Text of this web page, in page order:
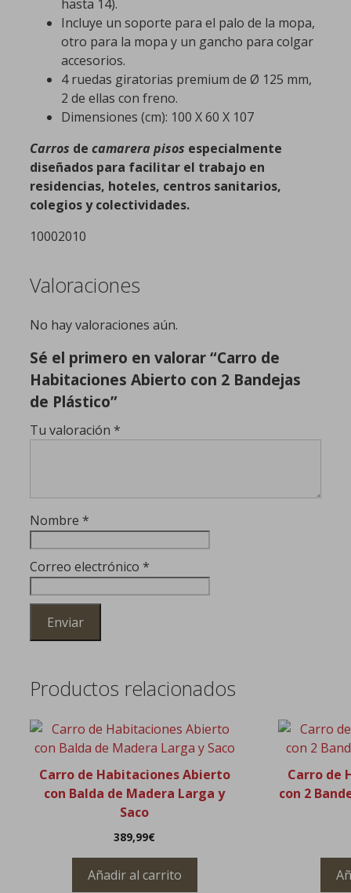
hasta 14).
Incluye un soporte para el palo de la mopa,
otro para la mopa y un gancho para colgar
accesorios.
4 ruedas giratorias premium de Ø 125 mm,
2 de ellas con freno.
Dimensiones (cm): 100 X 60 X 107
Carros de camarera pisos especialmente
diseñados para facilitar el trabajo en
residencias, hoteles, centros sanitarios,
colegios y colectividades.
10002010
Valoraciones
No hay valoraciones aún.
Sé el primero en valorar “Carro de
Habitaciones Abierto con 2 Bandejas
de Plástico”
Tu valoración *
Nombre *
Correo electrónico *
Productos relacionados
Carro de Habitaciones Abierto
con Balda de Madera Larga y
Saco
389,99€
Añadir al carrito
Carro de
con 2